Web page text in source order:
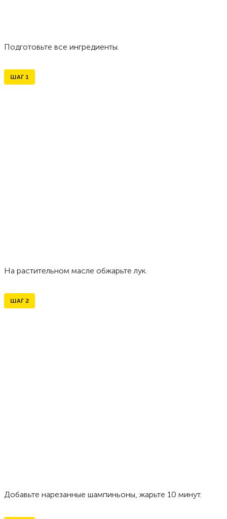
Подготовьте все ингредиенты.
ШАГ 1
На растительном масле обжарьте лук.
ШАГ 2
Добавьте нарезанные шампиньоны, жарьте 10 минут.